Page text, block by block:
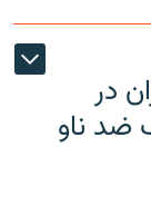
در
ضد ناو